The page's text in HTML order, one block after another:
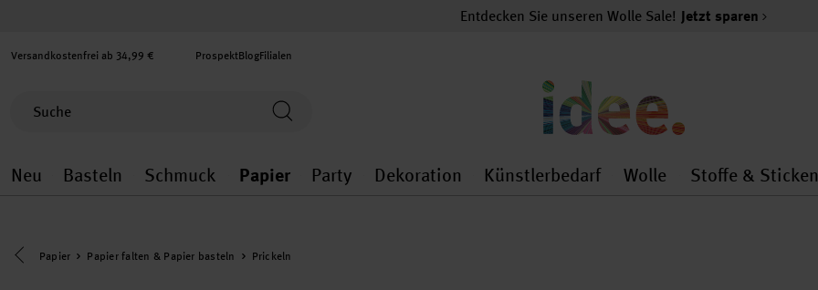
Entdecken Sie unseren Wolle Sale! Jetzt sparen
Versandkostenfrei ab 34,99 € ProspektBlogFilialen
Neu
Neu general.openMenu
Basteln
Basteln general.openMenu
Schmuck
Schmuck general.openMenu
Papier
Papier general.openMenu
Party
Party general.openMenu
Dekoration
Dekoration general.openMenu
Künstlerbedarf
Künstlerbedarf
Wolle
Wolle
Stoffe & Sticken
Eine Kategorie zurück navigieren
Papier Papier falten & Papier basteln Prickeln